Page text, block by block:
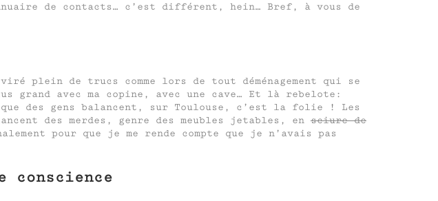
de contacts… c’est différent, hein… Bref, à vous de
de trucs comme lors de tout déménagement qui se
avec ma copine, avec une cave… Et là rebelote:
des gens balancent, sur Toulouse, c’est la folie ! Les
des merdes, genre des meubles jetables, en sciure de
pour que je me rende compte que je n’avais pas
conscience